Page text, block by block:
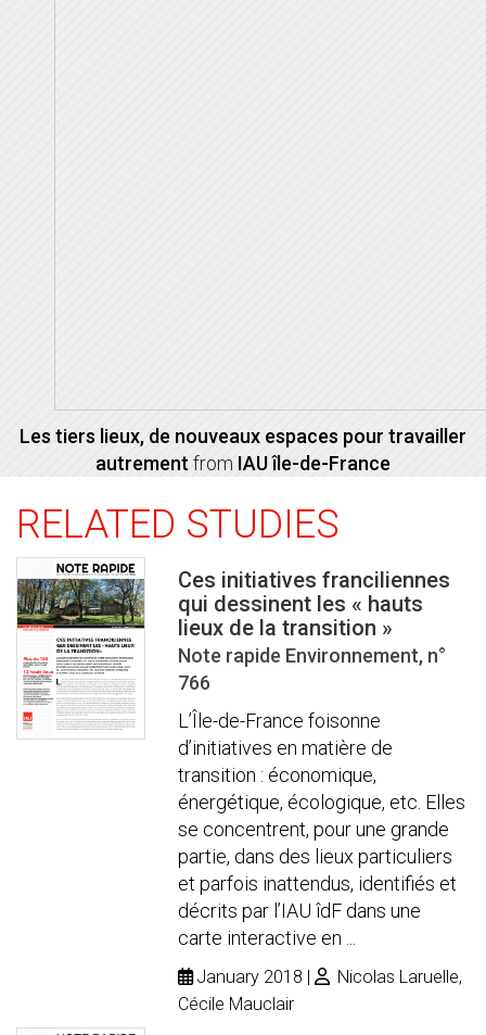
Les tiers lieux, de nouveaux espaces pour travailler
autrement from IAU île-de-France
RELATED STUDIES
Ces initiatives franciliennes
qui dessinent les « hauts
lieux de la transition »
Note rapide Environnement, n°
766
L’Île-de-France foisonne
d’initiatives en matière de
transition : économique,
énergétique, écologique, etc. Elles
se concentrent, pour une grande
partie, dans des lieux particuliers
et parfois inattendus, identifiés et
décrits par l’IAU îdF dans une
carte interactive en ...
January 2018
Nicolas Laruelle,
Cécile Mauclair